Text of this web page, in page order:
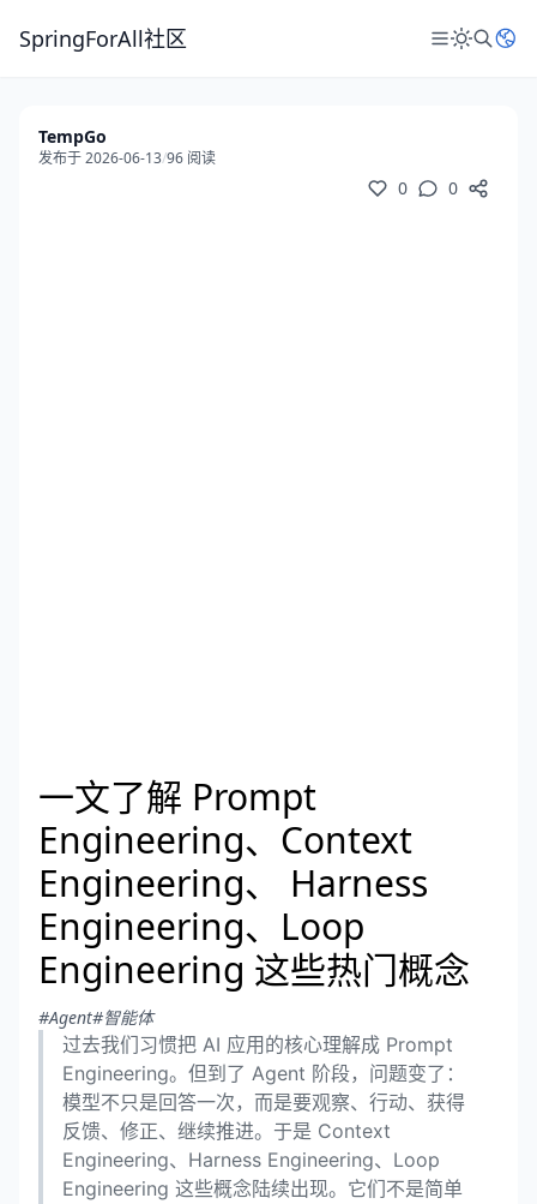
SpringForAll社区
TempGo
发布于 2026-06-13/96 阅读
0 0
一文了解 Prompt
Engineering、Context
Engineering、 Harness
Engineering、Loop
Engineering 这些热门概念
#Agent#智能体
过去我们习惯把 AI 应用的核心理解成 Prompt
Engineering。但到了 Agent 阶段，问题变了：
模型不只是回答一次，而是要观察、行动、获得
反馈、修正、继续推进。于是 Context
Engineering、Harness Engineering、Loop
Engineering 这些概念陆续出现。它们不是简单